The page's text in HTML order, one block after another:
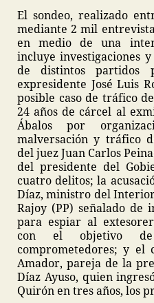
El sondeo, realizado
mediante 2 mil
en medio de una
incluye investigaciones
de distintos partidos
expresidente José Luis
posible caso de tráfico
24 años de cárcel al
Ábalos por
malversación y tráfico
del juez Juan Carlos
del presidente del
cuatro delitos; la
Díaz, ministro del
Rajoy (PP) señalado
para espiar al
con el objetivo de
comprometedores; y el
Amador, pareja de la
Díaz Ayuso, quien
Quirón en tres años, los